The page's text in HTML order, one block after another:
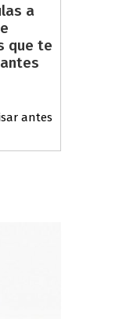
a
que te
antes